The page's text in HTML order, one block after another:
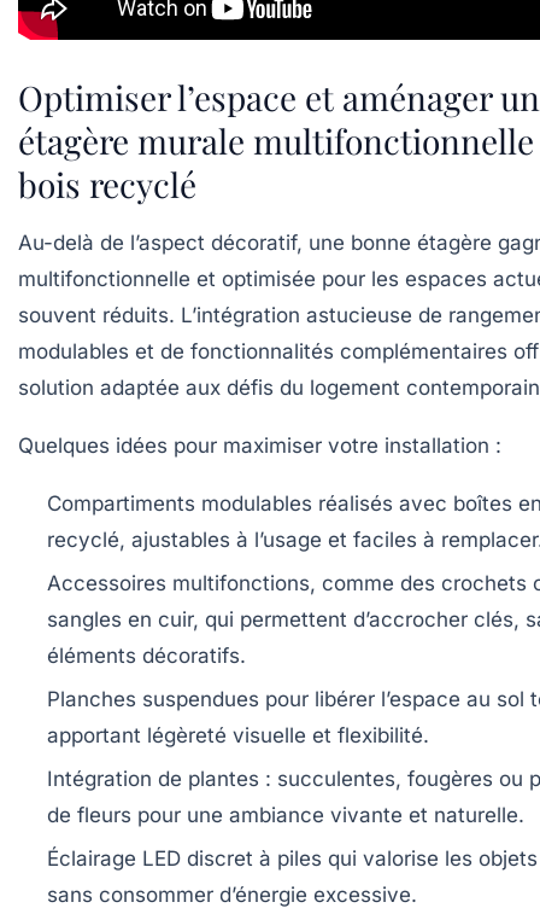
Optimiser l’espace et aménager
étagère murale
bois recyclé
Au-delà de l’aspect décoratif, une bonne étagère
multifonctionnelle et optimisée pour les espaces
souvent réduits. L’intégration astucieuse de
modulables et de fonctionnalités complémentaires
solution adaptée aux défis du logement
Quelques idées pour maximiser votre installation :
Compartiments modulables réalisés avec boîtes
recyclé, ajustables à l’usage et faciles à
Accessoires multifonctions, comme des crochets
sangles en cuir, qui permettent d’accrocher clés,
éléments décoratifs.
Planches suspendues pour libérer l’espace au sol
apportant légèreté visuelle et flexibilité.
Intégration de plantes : succulentes, fougères ou
de fleurs pour une ambiance vivante et naturelle.
Éclairage LED discret à piles qui valorise les
sans consommer d’énergie excessive.